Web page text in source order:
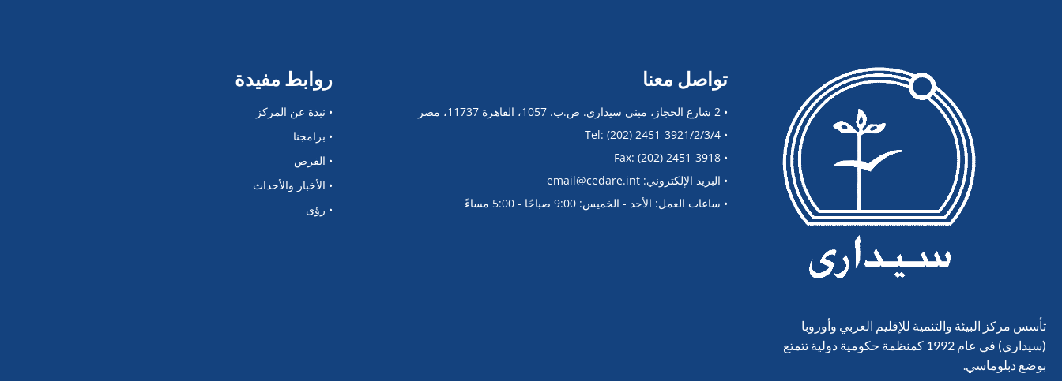
تأسس مركز البيئة والتنمية للإقليم العربي وأوروبا
(سيداري) في عام 1992 كمنظمة حكومية دولية تتمتع
بوضع دبلوماسي.
تواصل معنا
• 2 شارع الحجاز، مبنى سيداري. ص.ب. 1057، القاهرة 11737، مصر
• Tel: (202) 2451-3921/2/3/4
• Fax: (202) 2451-3918
• البريد الإلكتروني: email@cedare.int
• ساعات العمل: الأحد - الخميس: 9:00 صباحًا - 5:00 مساءً
روابط مفيدة
• نبذة عن المركز
• برامجنا
• الفرص
• الأخبار والأحداث
• رؤى